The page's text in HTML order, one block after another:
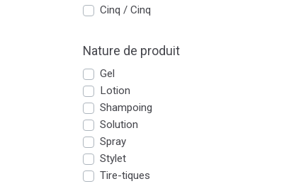
Cinq / Cinq
Nature de produit
Gel
Lotion
Shampoing
Solution
Spray
Stylet
Tire-tiques